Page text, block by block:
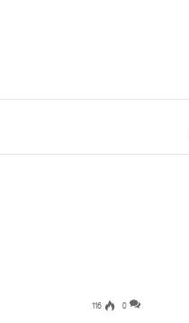
0
116